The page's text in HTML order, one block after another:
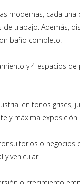
modernas, cada
trabajo. Además,
baño completo.
y 4 espacios
en tonos grises,
y máxima exposición
o negocios
y vehicular.